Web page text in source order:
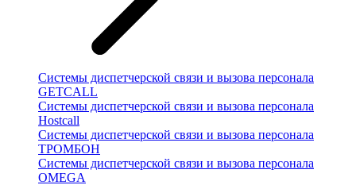
Системы диспетчерской связи и вызова персонала
GETCALL
Системы диспетчерской связи и вызова персонала
Hostcall
Системы диспетчерской связи и вызова персонала
ТРОМБОН
Системы диспетчерской связи и вызова персонала
OMEGA